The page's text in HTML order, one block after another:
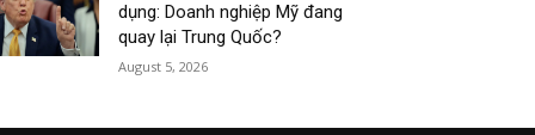
dụng: Doanh nghiệp Mỹ đang
quay lại Trung Quốc?
August 5, 2026